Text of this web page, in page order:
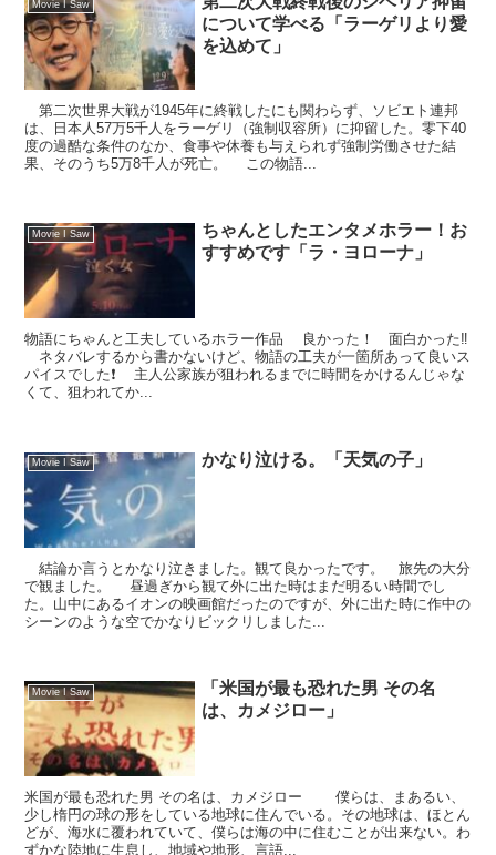
Movie I Saw
について学べる「ラーゲリより愛
を込めて」
第二次世界大戦が1945年に終戦したにも関わらず、ソビエト連邦
は、日本人57万5千人をラーゲリ（強制収容所）に抑留した。零下40
度の過酷な条件のなか、食事や休養も与えられず強制労働させた結
果、そのうち5万8千人が死亡。 この物語...
Movie I Saw
ちゃんとしたエンタメホラー！お
すすめです「ラ・ヨローナ」
物語にちゃんと工夫しているホラー作品 良かった！ 面白かった‼️
ネタバレするから書かないけど、物語の工夫が一箇所あって良いス
パイスでした❗️ 主人公家族が狙われるまでに時間をかけるんじゃな
くて、狙われてか...
Movie I Saw かなり泣ける。「天気の子」
結論か言うとかなり泣きました。観て良かったです。 旅先の大分
で観ました。 昼過ぎから観て外に出た時はまだ明るい時間でし
た。山中にあるイオンの映画館だったのですが、外に出た時に作中の
シーンのような空でかなりビックリしました...
Movie I Saw
「米国が最も恐れた男 その名
は、カメジロー」
米国が最も恐れた男 その名は、カメジロー 僕らは、まあるい、
少し楕円の球の形をしている地球に住んでいる。その地球は、ほとん
どが、海水に覆われていて、僕らは海の中に住むことが出来ない。わ
ずかな陸地に生息し、地域や地形、言語...